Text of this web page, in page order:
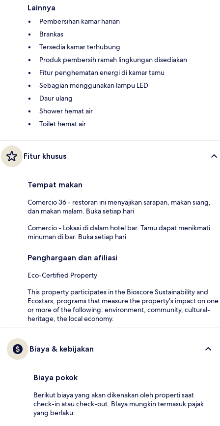
Lainnya
Pembersihan kamar harian
Brankas
Tersedia kamar terhubung
Produk pembersih ramah lingkungan disediakan
Fitur penghematan energi di kamar tamu
Sebagian menggunakan lampu LED
Daur ulang
Shower hemat air
Toilet hemat air
Fitur khusus
Tempat makan
Comercio 36 - restoran ini menyajikan sarapan, makan siang,
dan makan malam. Buka setiap hari
Comercio - Lokasi di dalam hotel bar. Tamu dapat menikmati
minuman di bar. Buka setiap hari
Penghargaan dan afiliasi
Eco-Certified Property
This property participates in the Bioscore Sustainability and
Ecostars, programs that measure the property's impact on one
or more of the following: environment, community, cultural-
heritage, the local economy.
Biaya & kebijakan
Biaya pokok
Berikut biaya yang akan dikenakan oleh properti saat
check-in atau check-out. BIaya mungkin termasuk pajak
yang berlaku: